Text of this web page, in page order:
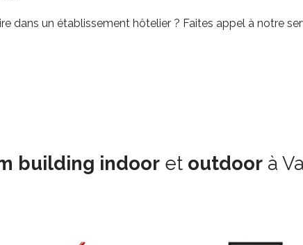
dans un établissement hôtelier ? Faites appel à notre
building indooret outdoor à